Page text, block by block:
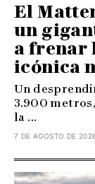
El
un
a frenar
icónica
Un
3.900
la ...
7 DE AGOSTO DE